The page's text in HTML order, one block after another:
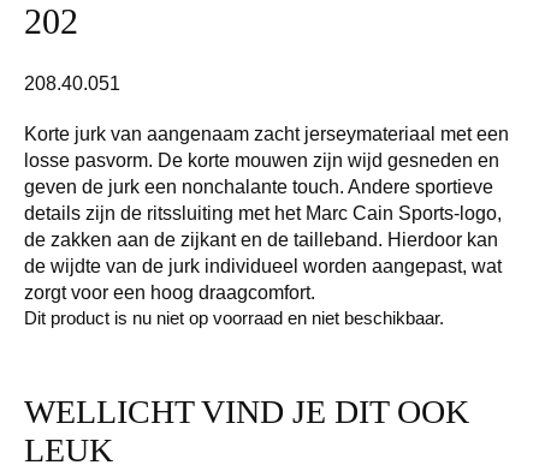
202
208.40.051
Korte jurk van aangenaam zacht jerseymateriaal met een
losse pasvorm. De korte mouwen zijn wijd gesneden en
geven de jurk een nonchalante touch. Andere sportieve
details zijn de ritssluiting met het Marc Cain Sports-logo,
de zakken aan de zijkant en de tailleband. Hierdoor kan
de wijdte van de jurk individueel worden aangepast, wat
zorgt voor een hoog draagcomfort.
Dit product is nu niet op voorraad en niet beschikbaar.
WELLICHT VIND JE DIT OOK
LEUK